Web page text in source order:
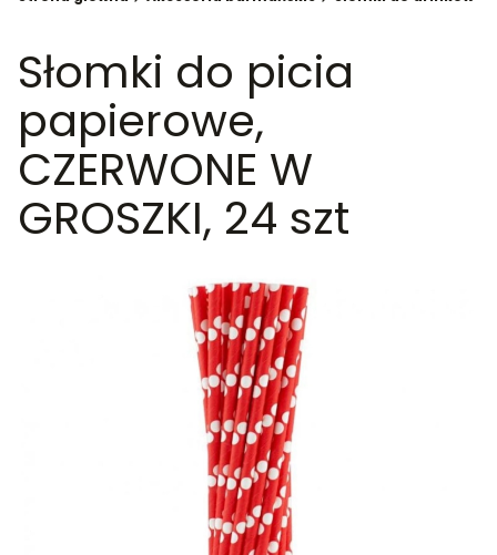
Słomki do picia
papierowe,
CZERWONE W
GROSZKI, 24 szt